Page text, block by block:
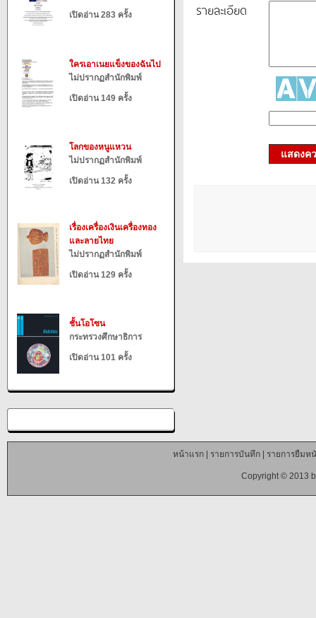
เปิดอ่าน 283 ครั้ง
ใครเอาเนยแข็งของฉันไป
ไม่ปรากฏสำนักพิมพ์
เปิดอ่าน 149 ครั้ง
โลกของหนูแหวน
ไม่ปรากฏสำนักพิมพ์
เปิดอ่าน 132 ครั้ง
เรื่องเครื่องเงินเครื่องทอง
และลายไทย
ไม่ปรากฏสำนักพิมพ์
เปิดอ่าน 129 ครั้ง
ชั้นโอโซน
กระทรวงศึกษาธิการ
เปิดอ่าน 101 ครั้ง
รายละเอียด
แสดงค
หน้าแรก| รายการบันทึก| รายการยืมห
Copyright © 2013